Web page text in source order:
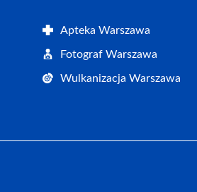
Apteka Warszawa
Fotograf Warszawa
Wulkanizacja Warszawa